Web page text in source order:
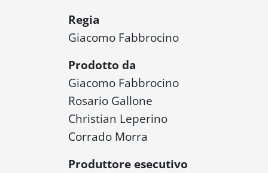
Regia
Giacomo Fabbrocino
Prodotto da
Giacomo Fabbrocino
Rosario Gallone
Christian Leperino
Corrado Morra
Produttore esecutivo